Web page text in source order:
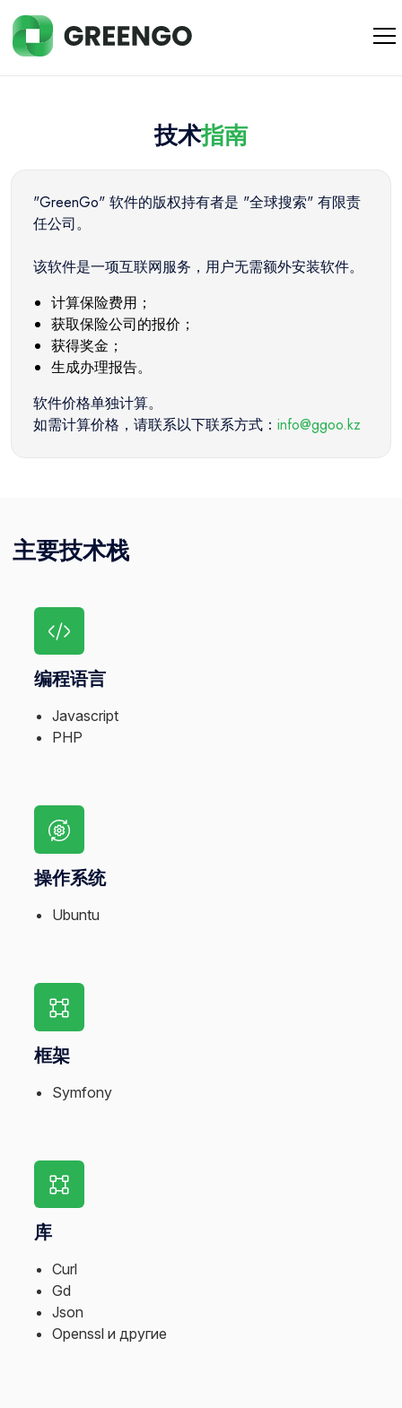
技术指南
"GreenGo" 软件的版权持有者是 "全球搜索" 有限责
任公司。
该软件是一项互联网服务，用户无需额外安装软件。
计算保险费用；
获取保险公司的报价；
获得奖金；
生成办理报告。
软件价格单独计算。
如需计算价格，请联系以下联系方式： info@ggoo.kz
主要技术栈
编程语言
Javascript
PHP
操作系统
Ubuntu
框架
Symfony
库
Curl
Gd
Json
Openssl и другие